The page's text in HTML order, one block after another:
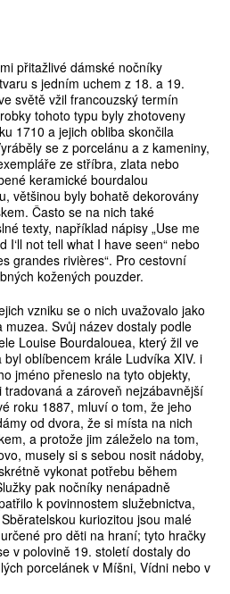
přitažlivé dámské nočníky
s jedním uchem z 18. a 19.
světě vžil francouzský termín
tohoto typu byly zhotoveny
1710 a jejich obliba skončila
se z porcelánu a z kameniny,
ze stříbra, zlata nebo
keramické bourdalou
většinou byly bohatě dekorovány
Často se na nich také
texty, například nápisy „Use me
I‘ll not tell what I have seen“ nebo
grandes rivières“. Pro cestovní
kožených pouzder.
vzniku se o nich uvažovalo jako
Svůj název dostaly podle
Louise Bourdalouea, který žil ve
oblíbencem krále Ludvíka XIV. i
jméno přeneslo na tyto objekty,
a zároveň nejzábavnější
roku 1887, mluví o tom, že jeho
od dvora, že si místa na nich
a protože jim záleželo na tom,
musely si s sebou nosit nádoby,
vykonat potřebu během
pak nočníky nenápadně
k povinnostem služebnictva,
kuriozitou jsou malé
pro děti na hraní; tyto hračky
v polovině 19. století dostaly do
porcelánek v Míšni, Vídni nebo v